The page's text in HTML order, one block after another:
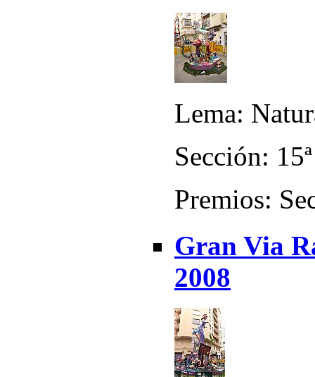
Lema:
Sección: 15ª
Premios:
Gran Via
2008